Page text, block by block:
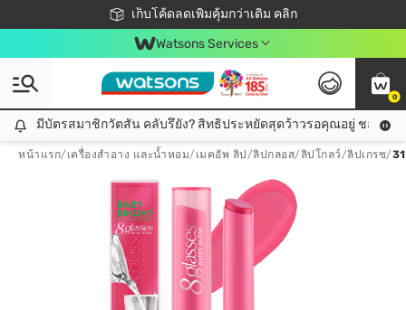
เก็บโค้ดลดเพิ่มคุ้มกว่าเดิม คลิก
ชอปออนไลน์ครั้งแรก ลดเพิ่มจุก ๆ 10%! 🎉
📦ส่งฟรี! เมื่อชอป 499฿
สมาชิกวัตสัน คลับดียังไง?
Watsons Services
0
มีบัตรสมาชิกวัตสัน คลับรึยัง? สิทธิประหยัดสุดว้าวรอคุณอยู่ ชอปคุ้มกว่าเดิม คลิก!
มีบัตรสมาชิกวัตสัน คลับรึยัง? สิทธิประหยัดสุดว้าวรอคุณอยู่ ชอปคุ้มก
หน้าแรก/ เครื่องสำอาง และน้ำหอม/ เมคอัพ ลิป /ลิปกลอส/ลิปโกลว์/ลิปเกรซ/